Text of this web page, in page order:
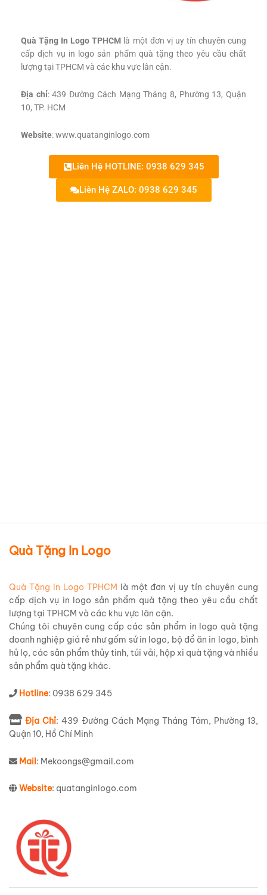
Quà Tặng In Logo TPHCM là một đơn vị uy tín chuyên cung
cấp dịch vụ in logo sản phẩm quà tặng theo yêu cầu chất
lượng tại TPHCM và các khu vực lân cận.
Địa chỉ: 439 Đường Cách Mạng Tháng 8, Phường 13, Quận
10, TP. HCM
Website: www.quatanginlogo.com
Liên Hệ HOTLINE: 0938 629 345
Liên Hệ ZALO: 0938 629 345
Quà Tặng In Logo
Quà Tặng In Logo TPHCM là một đơn vị uy tín chuyên cung
cấp dịch vụ in logo sản phẩm quà tặng theo yêu cầu chất
lượng tại TPHCM và các khu vực lân cận.
Chúng tôi chuyên cung cấp các sản phẩm in logo quà tặng
doanh nghiệp giá rẻ như gốm sứ in logo, bộ đồ ăn in logo, bình
hủ lọ, các sản phẩm thủy tinh, túi vải, hộp xi quà tặng và nhiều
sản phẩm quà tặng khác.
Hotline: 0938 629 345
Địa Chỉ: 439 Đường Cách Mạng Tháng Tám, Phường 13,
Quận 10, Hồ Chí Minh
Mail: Mekoongs@gmail.com
Website: quatanginlogo.com